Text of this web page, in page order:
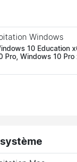
Windows
10 Education
Windows 10